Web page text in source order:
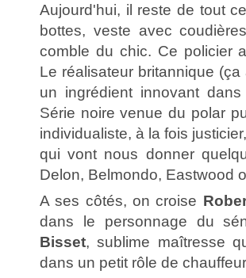
Aujourd'hui, il reste de tout
bottes, veste avec
comble du chic. Ce policier
Le réalisateur britannique
un ingrédient innovant
Série noire venue du polar
individualiste, à la fois
qui vont nous donner
Delon, Belmondo, Eastwood
A ses côtés, on croise
dans le personnage du
Bisset, sublime maîtresse
dans un petit rôle de